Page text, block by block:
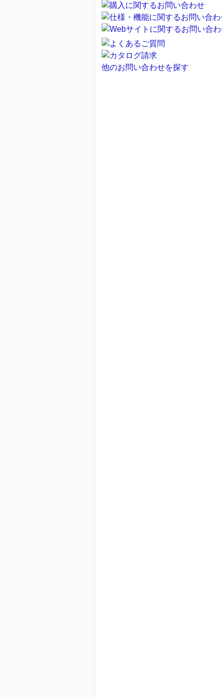
他のお問い合わせを探す